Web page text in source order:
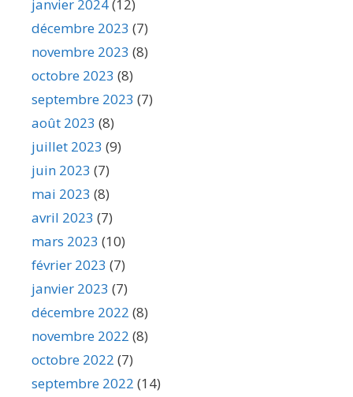
janvier 2024(12)
décembre 2023 (7)
novembre 2023 (8)
octobre 2023 (8)
septembre 2023 (7)
août 2023 (8)
juillet 2023 (9)
juin 2023 (7)
mai 2023 (8)
avril 2023 (7)
mars 2023 (10)
février 2023 (7)
janvier 2023 (7)
décembre 2022 (8)
novembre 2022 (8)
octobre 2022 (7)
septembre 2022 (14)